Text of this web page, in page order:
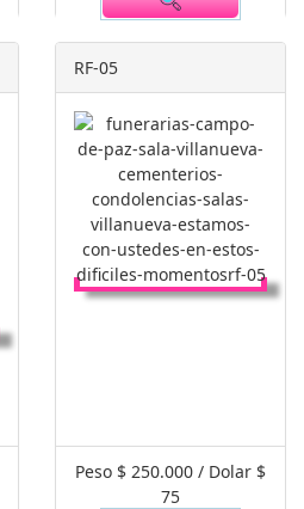
RF-05
Peso $ 250.000 / Dolar $
75